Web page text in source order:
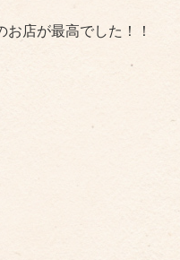
店が最高でした！！